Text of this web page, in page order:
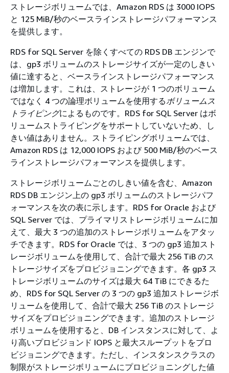
ストレージボリュームでは、Amazon RDS は 3000 IOPS
と 125 MiB/秒のベースラインストレージパフォーマンス
を提供します。
RDS for SQL Server を除くすべての RDS DB エンジンで
は、gp3 ボリュームのストレージサイズが一定のしきい
値に達すると、ベースラインストレージパフォーマンス
は増加します。これは、ストレージが 1 つのボリューム
ではなく 4 つの論理ボリュームを使用するボリュームス
トライピングによるものです。RDS for SQL Server はボ
リュームストライピングをサポートしていないため、し
きい値はありません。ストライピングボリュームでは、
Amazon RDS は 12,000 IOPS および 500 MiB/秒のベース
ラインストレージパフォーマンスを提供します。
ストレージボリュームごとのしきい値を含む、Amazon
RDS DB エンジン上の gp3 ボリュームのストレージパフ
ォーマンスを次の表に示します。RDS for Oracle および
SQL Server では、プライマリストレージボリュームに加
えて、最大 3 つの追加のストレージボリュームをアタッ
チできます。RDS for Oracle では、3 つの gp3 追加スト
レージボリュームを使用して、合計で最大 256 TiB のス
トレージサイズをプロビジョニングできます。各 gp3 ス
トレージボリュームのサイズは最大 64 TiB にできるた
め、RDS for SQL Server の 3 つの gp3 追加ストレージボ
リュームを使用して、合計で最大 256 TiB のストレージ
サイズをプロビジョニングできます。追加のストレージ
ボリュームを使用すると、DB インスタンスに対して、よ
り高いプロビジョンド IOPS と最大スループットをプロ
ビジョニングできます。ただし、インスタンスクラスの
制限がストレージボリュームにプロビジョニングした値